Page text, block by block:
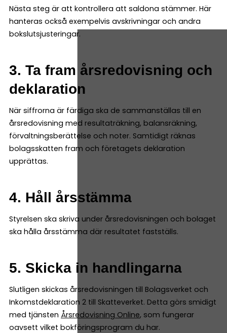
Nästa steg är att kontrollera att saldona stämmer. Här
hanteras också exempelvis avskrivningar och andra
bokslutsjusteringar.
3. Ta fram årsredovisning och
deklaration
När siffrorna är färdiga ska de sammanställas till en
årsredovisning med resultaträkning, balansräkning,
förvaltningsberättelse och noter. Samtidigt räknas
bolagsskatten fram och företagets deklaration
upprättas.
4. Håll årsstämma
Styrelsen ska skriva under årsredovisningen och bolaget
ska hålla årsstämma där resultatet fastställs.
5. Skicka in handlingarna
Slutligen skickas årsredovisningen till Bolagsverket och
Inkomstdeklaration 2 till Skatteverket. Detta görs smidigt
med tjänsten Årsredovisning Online, som fungerar
oavsett vilket bokföringsprogram du har.